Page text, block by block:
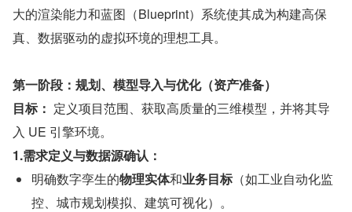
大的渲染能力和蓝图（Blueprint）系统使其成为构建高保
真、数据驱动的虚拟环境的理想工具。
第一阶段：规划、模型导入与优化（资产准备）
目标： 定义项目范围、获取高质量的三维模型，并将其导
入 UE 引擎环境。
1.需求定义与数据源确认：
明确数字孪生的物理实体和业务目标（如工业自动化监
控、城市规划模拟、建筑可视化）。